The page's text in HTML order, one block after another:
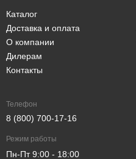
Каталог
Доставка и оплата
О компании
Дилерам
Контакты
Телефон
8 (800) 700-17-16
Режим работы
Пн-Пт 9:00 - 18:00